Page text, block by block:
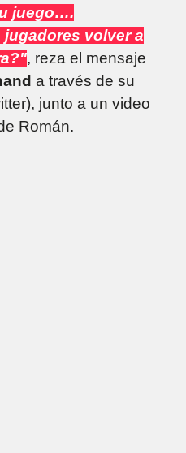
juego….
jugadores volver a
, reza el mensaje
a través de su
junto a un video
Román.